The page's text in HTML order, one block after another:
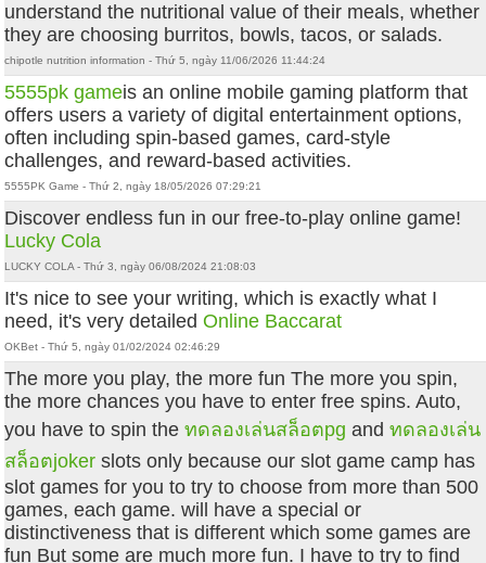
understand the nutritional value of their meals, whether
they are choosing burritos, bowls, tacos, or salads.
chipotle nutrition information - Thứ 5, ngày 11/06/2026 11:44:24
5555pk gameis an online mobile gaming platform that
offers users a variety of digital entertainment options,
often including spin-based games, card-style
challenges, and reward-based activities.
5555PK Game - Thứ 2, ngày 18/05/2026 07:29:21
Discover endless fun in our free-to-play online game!
Lucky Cola
LUCKY COLA - Thứ 3, ngày 06/08/2024 21:08:03
It's nice to see your writing, which is exactly what I
need, it's very detailedOnline Baccarat
OKBet - Thứ 5, ngày 01/02/2024 02:46:29
The more you play, the more fun The more you spin,
the more chances you have to enter free spins. Auto,
you have to spin theทดลองเล่นสล็อตpg andทดลองเล่น
สล็อตjoker slots only because our slot game camp has
slot games for you to try to choose from more than 500
games, each game. will have a special or
distinctiveness that is different which some games are
fun But some are much more fun. I have to try to find